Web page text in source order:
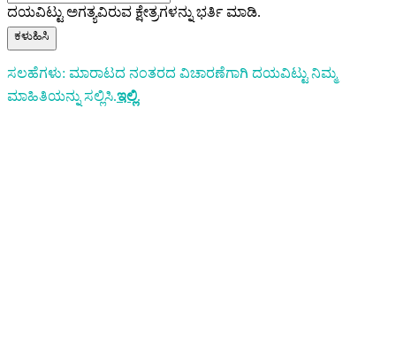
ದಯವಿಟ್ಟು ಅಗತ್ಯವಿರುವ ಕ್ಷೇತ್ರಗಳನ್ನು ಭರ್ತಿ ಮಾಡಿ.
ಕಳುಹಿಸಿ
ಸಲಹೆಗಳು: ಮಾರಾಟದ ನಂತರದ ವಿಚಾರಣೆಗಾಗಿ ದಯವಿಟ್ಟು ನಿಮ್ಮ
ಮಾಹಿತಿಯನ್ನು ಸಲ್ಲಿಸಿ.ಇಲ್ಲಿ.